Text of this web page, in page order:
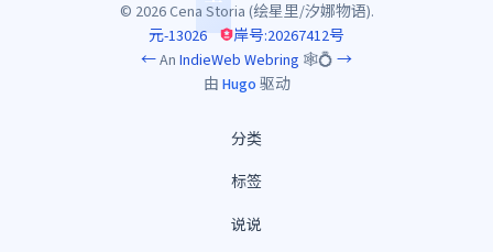
© 2026 Cena Storia (绘星里/汐娜物语).
元-13026
岸号:20267412号
←An IndieWeb Webring 🕸💍 →
由 Hugo 驱动
分类
标签
说说